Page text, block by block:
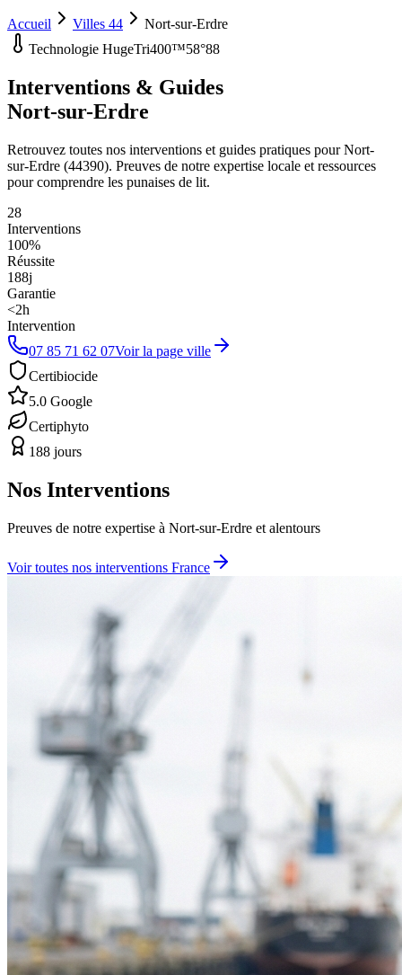
Accueil Villes 44
Nort-sur-Erdre
Technologie HugeTri400™58°88
Interventions & Guides
Nort-sur-Erdre
Retrouvez toutes nos interventions et guides pratiques pourNort-
sur-Erdre (44390). Preuves de notre expertise locale et ressources
pour comprendre les punaises de lit.
28
Interventions
100%
Réussite
188j
Garantie
<2h
Intervention
07 85 71 62 07Voir la page ville
Certibiocide
5.0 Google
Certiphyto
188 jours
Nos Interventions
Preuves de notre expertise à Nort-sur-Erdre et alentours
Voir toutes nos interventions France